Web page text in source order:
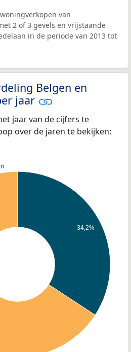
van
2 of 3 gevels en vrijstaande
in de periode van 2013 tot
Belgen en
jaar
jaar van de cijfers te
over de jaren te bekijken:
34,2%